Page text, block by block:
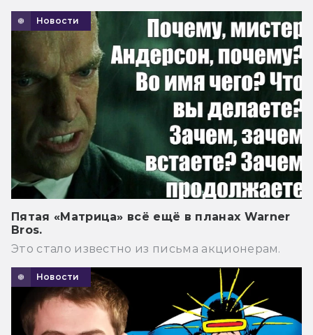
Новости
Пятая «Матрица» всё ещё в планах Warner
Bros.
Это стало известно из письма акционерам.
Новости